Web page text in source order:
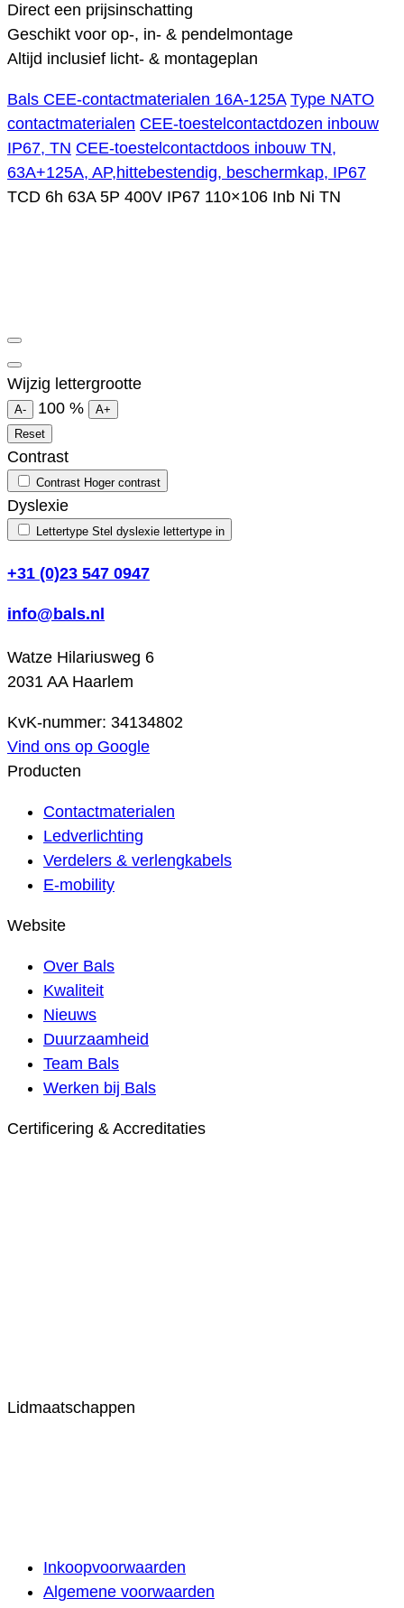
Direct een prijsinschatting
Geschikt voor op-, in- & pendelmontage
Altijd inclusief licht- & montageplan
Bals CEE-contactmaterialen 16A-125A Type NATO
contactmaterialen CEE-toestelcontactdozen inbouw
IP67, TN CEE-toestelcontactdoos inbouw TN,
63A+125A, AP,hittebestendig, beschermkap, IP67
TCD 6h 63A 5P 400V IP67 110×106 Inb Ni TN
Wijzig lettergrootte
A- 100 %
A+
Reset
Contrast
Contrast Hoger contrast
Dyslexie
Lettertype Stel dyslexie lettertype in
+31 (0)23 547 0947
info@bals.nl
Watze Hilariusweg 6
2031 AA Haarlem
KvK-nummer: 34134802
Vind ons op Google
Producten
Contactmaterialen
Ledverlichting
Verdelers & verlengkabels
E-mobility
Website
Over Bals
Kwaliteit
Nieuws
Duurzaamheid
Team Bals
Werken bij Bals
Certificering & Accreditaties
Lidmaatschappen
Inkoopvoorwaarden
Algemene voorwaarden